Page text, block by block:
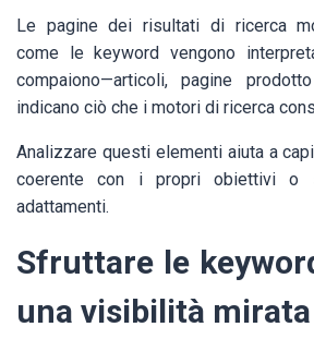
Le pagine dei risultati di ricerca
come le keyword vengono
compaiono—articoli, pagine
indicano ciò che i motori di ricerca
Analizzare questi elementi aiuta a
coerente con i propri obiettivi o
adattamenti.
Sfruttare le
una visibilità mirata